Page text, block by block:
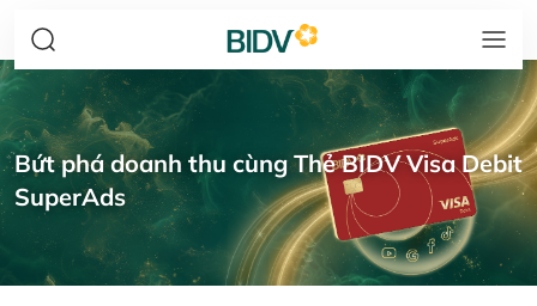
Bứt phá doanh thu cùng Thẻ BIDV Visa Debit
SuperAds